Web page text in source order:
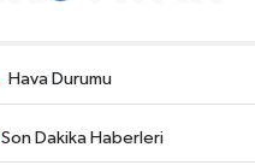
Hava Durumu
Son Dakika Haberleri